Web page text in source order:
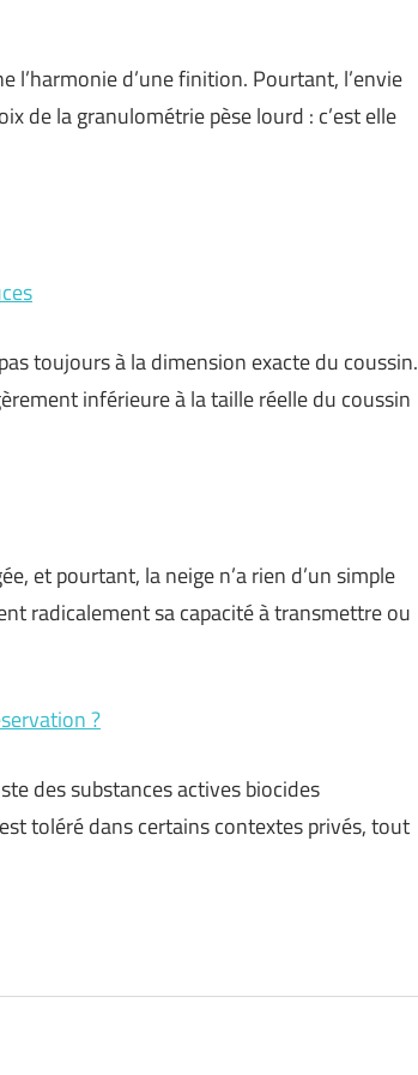
l’harmonie d’une finition. Pourtant, l’envie
de la granulométrie pèse lourd : c’est elle
toujours à la dimension exacte du coussin.
inférieure à la taille réelle du coussin
et pourtant, la neige n’a rien d’un simple
radicalement sa capacité à transmettre ou
?
des substances actives biocides
toléré dans certains contextes privés, tout